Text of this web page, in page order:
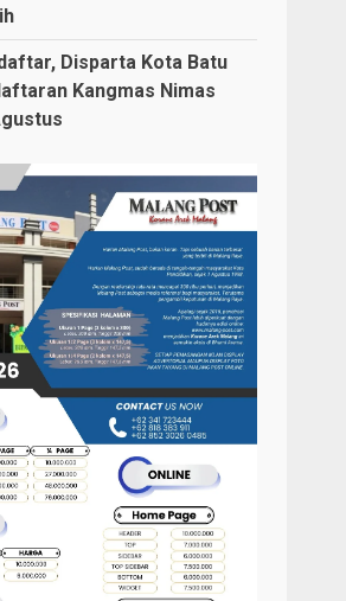
Disparta Kota Batu
Kangmas Nimas